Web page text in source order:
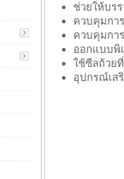
ช่วยให้บร
ควบคุมกา
ควบคุมกา
ออกแบบพิ
ใช้ซีลถ้วย
อุปกรณ์เส